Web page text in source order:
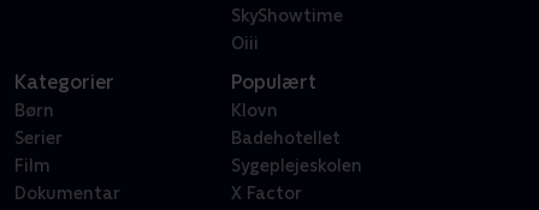
SkyShowtime
Oiii
Kategorier
Børn
Serier
Film
Dokumentar
Populært
Klovn
Badehotellet
Sygeplejeskolen
X Factor